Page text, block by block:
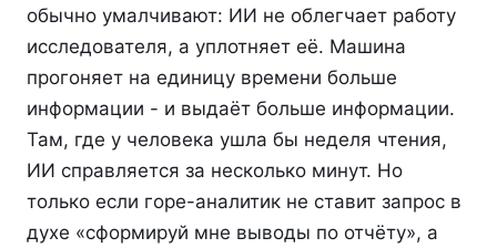
обычно умалчивают: ИИ не облегчает работу
исследователя, а уплотняет её. Машина
прогоняет на единицу времени больше
информации - и выдаёт больше информации.
Там, где у человека ушла бы неделя чтения,
ИИ справляется за несколько минут. Но
только если горе-аналитик не ставит запрос в
духе «сформируй мне выводы по отчёту», а